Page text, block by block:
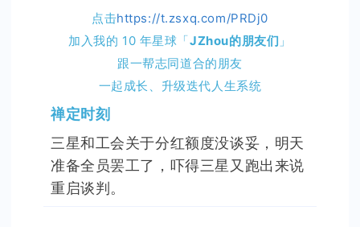
点击https://t.zsxq.com/PRDj0
加入我的 10 年星球「JZhou的朋友们 」
跟一帮志同道合的朋友
一起成长、升级迭代人生系统
禅定时刻
三星和工会关于分红额度没谈妥，明天
准备全员罢工了，吓得三星又跑出来说
重启谈判。